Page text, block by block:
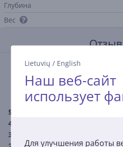
Lietuvių / English
Наш веб-сайт
использует
Для улучшения работы
Глубина
Вес
5,0
5
4
3